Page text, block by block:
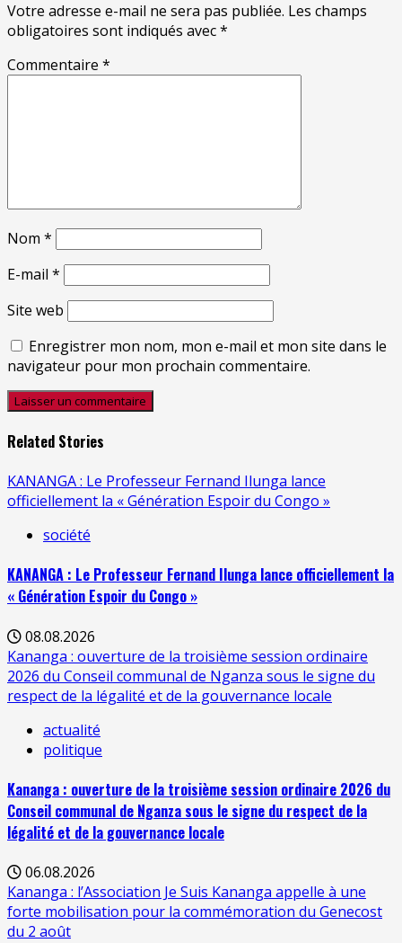
Votre adresse e-mail ne sera pas publiée. Les champs
obligatoires sont indiqués avec*
Commentaire *
Nom *
E-mail *
Site web
Enregistrer mon nom, mon e-mail et mon site dans le
navigateur pour mon prochain commentaire.
Related Stories
KANANGA : Le Professeur Fernand Ilunga lance
officiellement la « Génération Espoir du Congo »
société
KANANGA : Le Professeur Fernand Ilunga lance officiellement la
« Génération Espoir du Congo »
08.08.2026
Kananga : ouverture de la troisième session ordinaire
2026 du Conseil communal de Nganza sous le signe du
respect de la légalité et de la gouvernance locale
actualité
politique
Kananga : ouverture de la troisième session ordinaire 2026 du
Conseil communal de Nganza sous le signe du respect de la
légalité et de la gouvernance locale
06.08.2026
Kananga : l’Association Je Suis Kananga appelle à une
forte mobilisation pour la commémoration du Genecost
du 2 août